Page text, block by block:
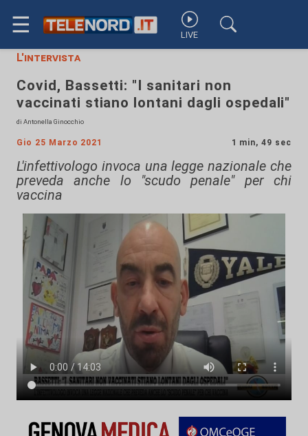
☰ LIVE
L'intervista
Covid, Bassetti: "I sanitari non
vaccinati stiano lontani dagli ospedali"
di Antonella Ginocchio
Gio 25 Marzo 2021 1 min, 49 sec
L'infettivologo invoca una legge nazionale che
preveda anche lo "scudo penale" per chi
vaccina